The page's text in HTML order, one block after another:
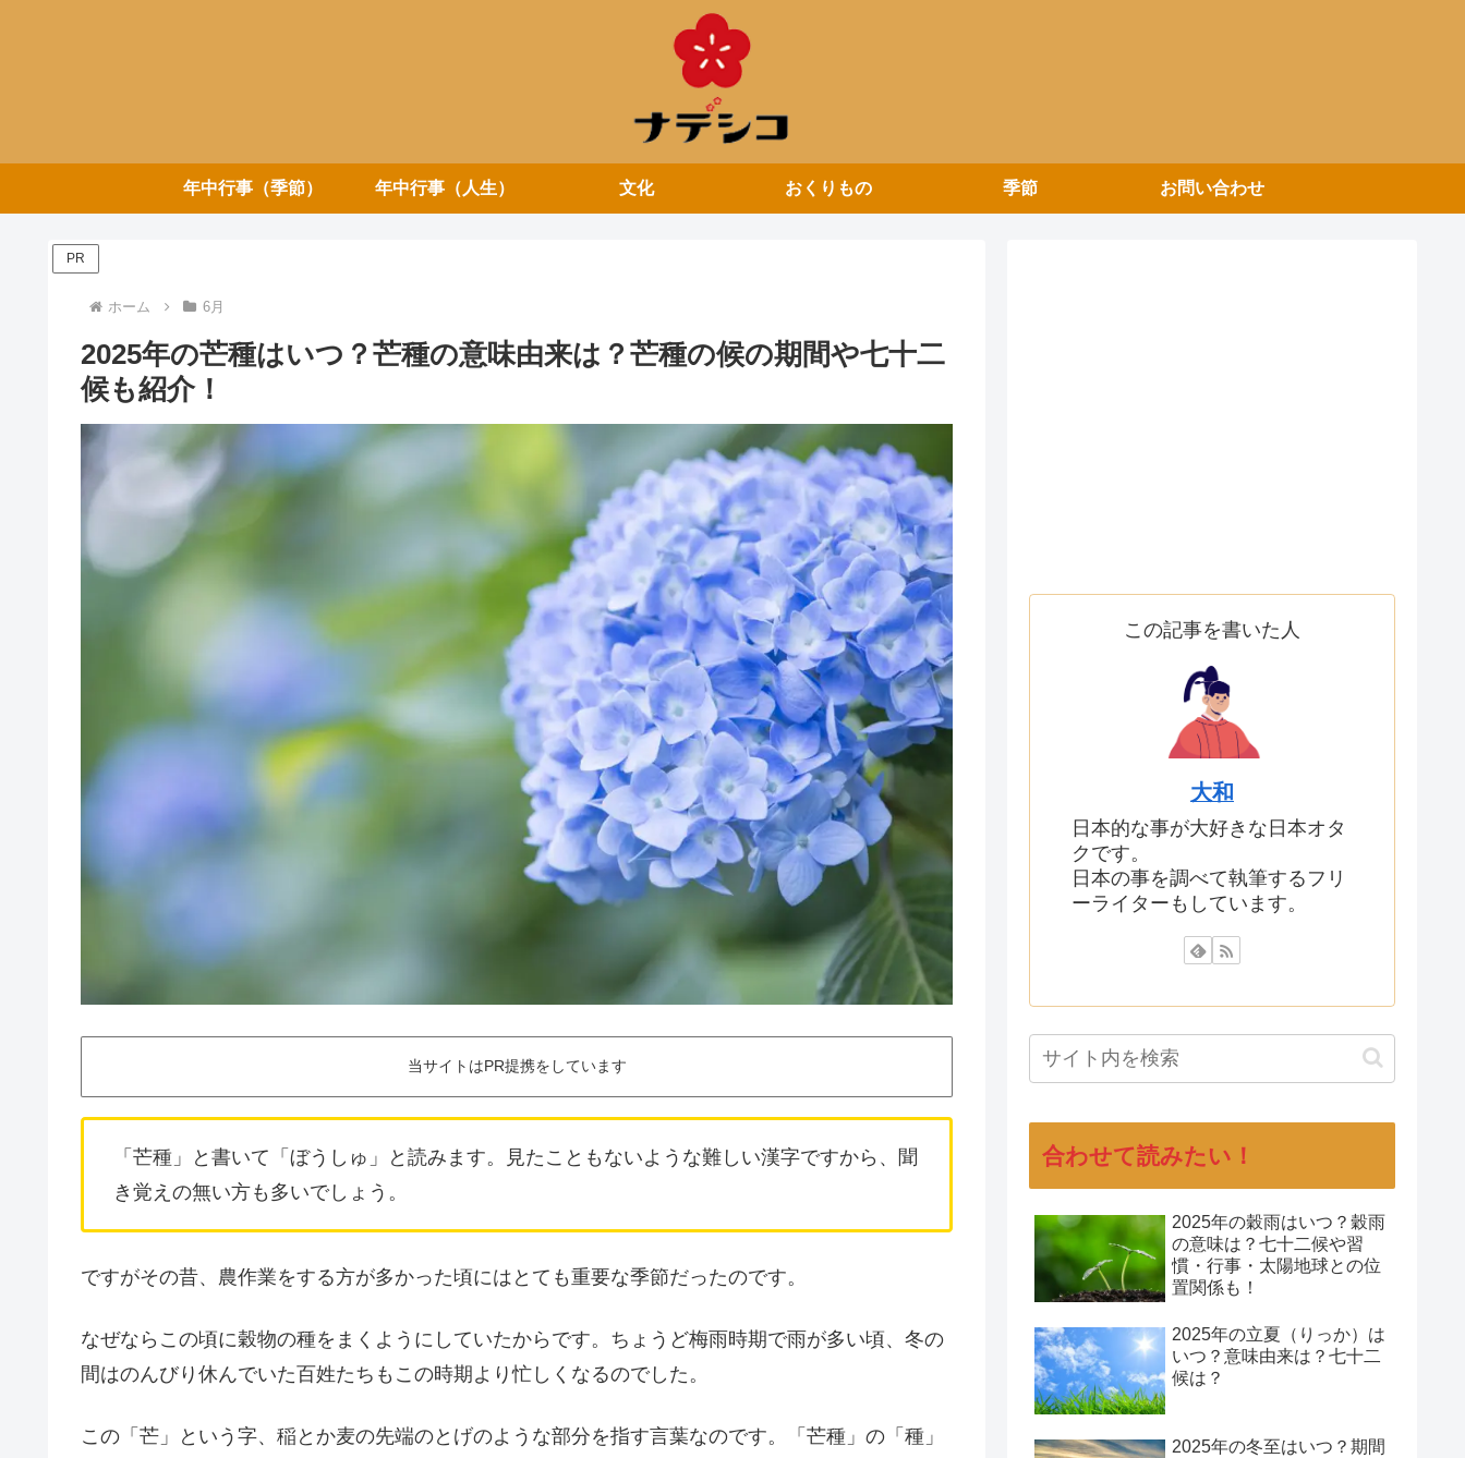
年中行事（季節） 年中行事（人生） 文化 おくりもの 季節 お問い合わせ
PR
ホーム 6月
2025年の芒種はいつ？芒種の意味由来は？芒種の候の期間や七十二
候も紹介！
当サイトはPR提携をしています
「芒種」と書いて「ぼうしゅ」と読みます。見たこともないような難しい漢字ですから、聞
き覚えの無い方も多いでしょう。
ですがその昔、農作業をする方が多かった頃にはとても重要な季節だったのです。
なぜならこの頃に穀物の種をまくようにしていたからです。ちょうど梅雨時期で雨が多い頃、冬の
間はのんびり休んでいた百姓たちもこの時期より忙しくなるのでした。
この「芒」という字、稲とか麦の先端のとげのような部分を指す言葉なのです。「芒種」の「種」
この記事を書いた人
大和
日本的な事が大好きな日本オタ
クです。
日本の事を調べて執筆するフリ
ーライターもしています。
合わせて読みたい！
2025年の穀雨はいつ？穀雨
の意味は？七十二候や習
慣・行事・太陽地球との位
置関係も！
2025年の立夏（りっか）は
いつ？意味由来は？七十二
候は？
2025年の冬至はいつ？期間